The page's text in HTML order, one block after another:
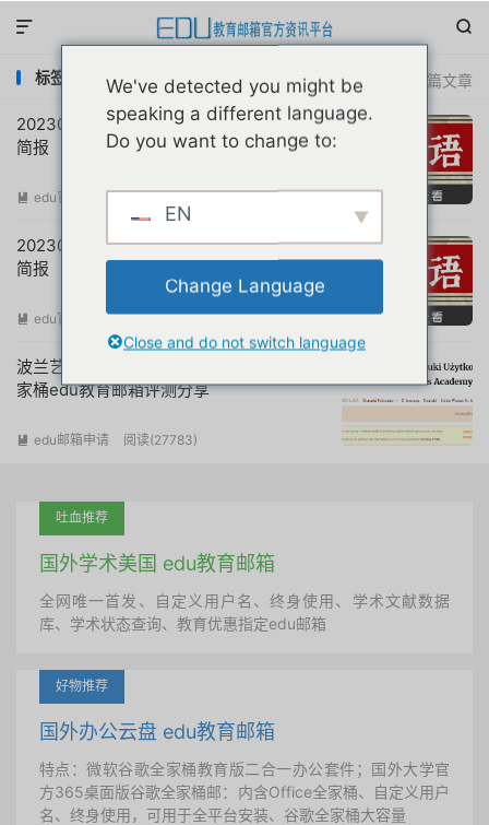


共 3 篇文章
标签：colab教育版免费额度
20230406互联网教育优惠申请注册动态
简报
 edu官方简报 阅读(674)
20230329互联网教育优惠申请注册动态
简报
 edu官方简报 阅读(1047)
波兰艺术大学美国商学院网校谷歌微软全
家桶edu教育邮箱评测分享
 edu邮箱申请 阅读(27783)
吐血推荐
国外学术美国 edu教育邮箱
全网唯一首发、自定义用户名、终身使用、学术文献数据
库、学术状态查询、教育优惠指定edu邮箱
好物推荐
国外办公云盘 edu教育邮箱
特点：微软谷歌全家桶教育版二合一办公套件；国外大学官
方365桌面版谷歌全家桶邮：内含Office全家桶、自定义用户
名、终身使用，可用于全平台安装、谷歌全家桶大容量
We've detected you might be
speaking a different language.
Do you want to change to:
EN
Change Language
Close and do not switch language